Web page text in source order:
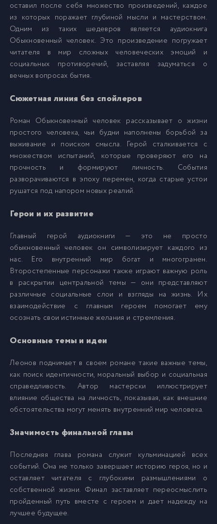
оставил после себя множество произведений, каждое
из которых поражает глубиной мысли и мастерством.
Одним из таких шедевров является аудиокнига
Обыкновенный человек. Это произведение погружает
читателя в мир сложных человеческих эмоций и
социальных противоречий, заставляя задуматься о
вечных вопросах бытия.
Сюжетная линия без спойлеров
Роман Обыкновенный человек рассказывает о жизни
простого человека, чьи будни наполнены борьбой за
выживание и поиском смысла. Герой сталкивается с
множеством испытаний, которые проверяют его на
прочность и формируют личность. События
разворачиваются в эпоху перемен, когда старые устои
рушатся под напором новых реалий.
Герои и их развитие
Главный герой аудиокниги — это не просто
обыкновенный человек он символизирует каждого из
нас. Его внутренний мир богат и многогранен.
Второстепенные персонажи также играют важную роль
в раскрытии центральной темы — они представляют
различные социальные слои и взгляды на жизнь. Их
взаимодействие с главным героем помогает ему
осознать свои истинные желания и стремления.
Основные темы и идеи
Леонов поднимает в своем романе такие важные темы,
как поиск идентичности, моральный выбор и социальная
справедливость. Автор мастерски иллюстрирует
влияние общества на личность, показывая, как внешние
обстоятельства могут менять внутренний мир человека.
Значимость финальной главы
Последняя глава романа служит кульминацией всех
событий. Она не только завершает историю героя, но и
оставляет читателя с глубокими размышлениями о
собственной жизни. Финал заставляет переосмыслить
пройденный путь вместе с героем и дает надежду на
лучшее будущее.